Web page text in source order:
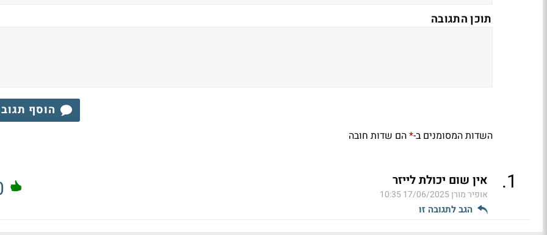
תוכן התגובה
הוסף
השדות המסומנים ב-*הם שדות חובה
1
. אין שום יכולת לייזר
אופיר מורן17/06/2025 10:35
הגב לתגובה זו